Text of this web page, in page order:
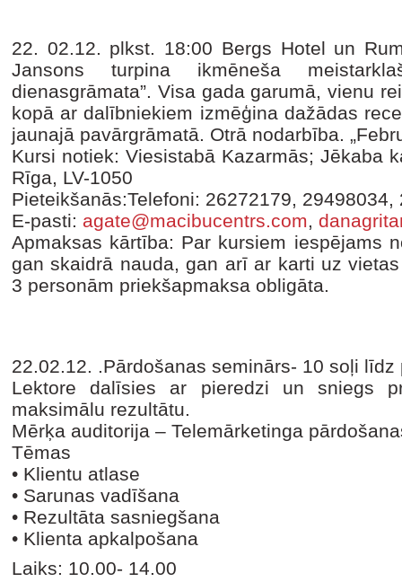
22. 02.12. plkst. 18:00 Bergs Hotel un
Jansons turpina ikmēneša
dienasgrāmata”. Visa gada garumā, vienu
kopā ar dalībniekiem izmēģina dažādas
jaunajā pavārgrāmatā. Otrā nodarbība.
Kursi notiek: Viesistabā Kazarmās; Jēkaba
Rīga, LV-1050
Pieteikšanās:Telefoni: 26272179, 29498034,
E-pasti: agate@macibucentrs.com,
Apmaksas kārtība: Par kursiem iespējams
gan skaidrā nauda, gan arī ar karti uz
3 personām priekšapmaksa obligāta.
22.02.12. .Pārdošanas seminārs- 10 soļi līdz
Lektore dalīsies ar pieredzi un sniegs
maksimālu rezultātu.
Mērķa auditorija – Telemārketinga
Tēmas
• Klientu atlase
• Sarunas vadīšana
• Rezultāta sasniegšana
• Klienta apkalpošana
Laiks: 10.00- 14.00